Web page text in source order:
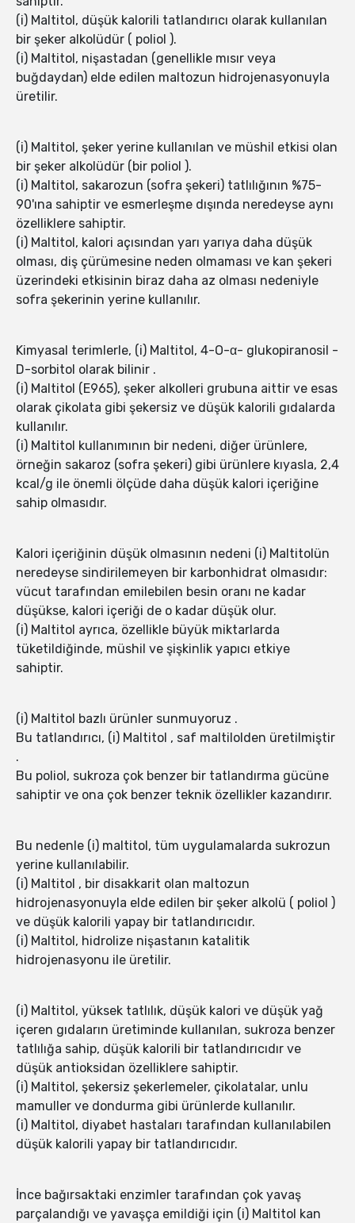
(i) Maltitol, düşük kalorili tatlandırıcı olarak kullanılan
bir şeker alkolüdür ( poliol ).
(i) Maltitol, nişastadan (genellikle mısır veya
buğdaydan) elde edilen maltozun hidrojenasyonuyla
üretilir.
(i) Maltitol, şeker yerine kullanılan ve müshil etkisi olan
bir şeker alkolüdür (bir poliol ).
(i) Maltitol, sakarozun (sofra şekeri) tatlılığının %75-
90'ına sahiptir ve esmerleşme dışında neredeyse aynı
özelliklere sahiptir.
(i) Maltitol, kalori açısından yarı yarıya daha düşük
olması, diş çürümesine neden olmaması ve kan şekeri
üzerindeki etkisinin biraz daha az olması nedeniyle
sofra şekerinin yerine kullanılır.
Kimyasal terimlerle, (i) Maltitol, 4-O-α- glukopiranosil -
D-sorbitol olarak bilinir .
(i) Maltitol (E965), şeker alkolleri grubuna aittir ve esas
olarak çikolata gibi şekersiz ve düşük kalorili gıdalarda
kullanılır.
(i) Maltitol kullanımının bir nedeni, diğer ürünlere,
örneğin sakaroz (sofra şekeri) gibi ürünlere kıyasla, 2,4
kcal/g ile önemli ölçüde daha düşük kalori içeriğine
sahip olmasıdır.
Kalori içeriğinin düşük olmasının nedeni (i) Maltitolün
neredeyse sindirilemeyen bir karbonhidrat olmasıdır:
vücut tarafından emilebilen besin oranı ne kadar
düşükse, kalori içeriği de o kadar düşük olur.
(i) Maltitol ayrıca, özellikle büyük miktarlarda
tüketildiğinde, müshil ve şişkinlik yapıcı etkiye
sahiptir.
(i) Maltitol bazlı ürünler sunmuyoruz .
Bu tatlandırıcı, (i) Maltitol , saf maltilolden üretilmiştir
.
Bu poliol, sukroza çok benzer bir tatlandırma gücüne
sahiptir ve ona çok benzer teknik özellikler kazandırır.
Bu nedenle (i) maltitol, tüm uygulamalarda sukrozun
yerine kullanılabilir.
(i) Maltitol , bir disakkarit olan maltozun
hidrojenasyonuyla elde edilen bir şeker alkolü ( poliol )
ve düşük kalorili yapay bir tatlandırıcıdır.
(i) Maltitol, hidrolize nişastanın katalitik
hidrojenasyonu ile üretilir.
(i) Maltitol, yüksek tatlılık, düşük kalori ve düşük yağ
içeren gıdaların üretiminde kullanılan, sukroza benzer
tatlılığa sahip, düşük kalorili bir tatlandırıcıdır ve
düşük antioksidan özelliklere sahiptir.
(i) Maltitol, şekersiz şekerlemeler, çikolatalar, unlu
mamuller ve dondurma gibi ürünlerde kullanılır.
(i) Maltitol, diyabet hastaları tarafından kullanılabilen
düşük kalorili yapay bir tatlandırıcıdır.
İnce bağırsaktaki enzimler tarafından çok yavaş
parçalandığı ve yavaşça emildiği için (i) Maltitol kan